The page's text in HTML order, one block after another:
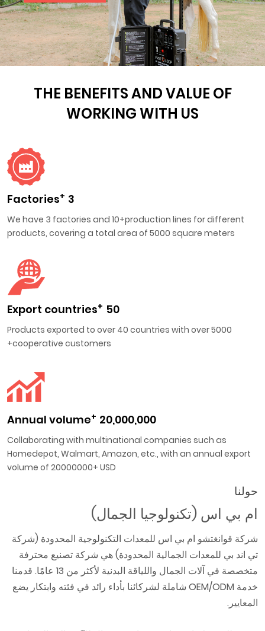
THE BENEFITS AND VALUE OF
WORKING WITH US
3
+
Factories
We have 3 factories and 10+production lines for different
products, covering a total area of 5000 square meters
50
+
Export countries
Products exported to over 40 countries with over 5000
cooperative customers+
20,000,000
+
Annual volume
Collaborating with multinational companies such as
Homedepot, Walmart, Amazon, etc., with an annual export
volume of 20000000+ USD
حولنا
ام بي اس (تكنولوجيا الجمال)
شركة قوانغتشو ام بي اس للمعدات التكنولوجية المحدودة (شركة
تي اند بي للمعدات الجمالية المحدودة) هي شركة تصنيع محترفة
متخصصة في آلات الجمال واللياقة البدنية لأكثر من 13 عامًا. قدمنا
خدمة OEM/ODM شاملة لشركائنا بأداء رائد في فئته وابتكار يضع
المعايير.